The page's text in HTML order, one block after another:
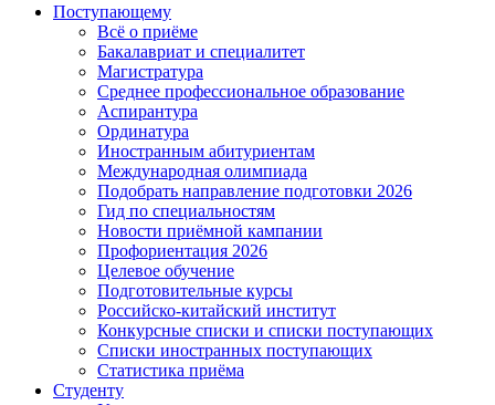
Поступающему
Всё о приёме
Бакалавриат и специалитет
Магистратура
Среднее профессиональное образование
Аспирантура
Ординатура
Иностранным абитуриентам
Международная олимпиада
Подобрать направление подготовки 2026
Гид по специальностям
Новости приёмной кампании
Профориентация 2026
Целевое обучение
Подготовительные курсы
Российско-китайский институт
Конкурсные списки и списки поступающих
Списки иностранных поступающих
Статистика приёма
Студенту